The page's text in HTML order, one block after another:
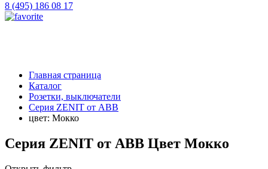
8 (495) 186 08 17
Главная страница
Каталог
Розетки, выключатели
Серия ZENIT от ABB
цвет: Мокко
Серия ZENIT от ABB Цвет Мокко